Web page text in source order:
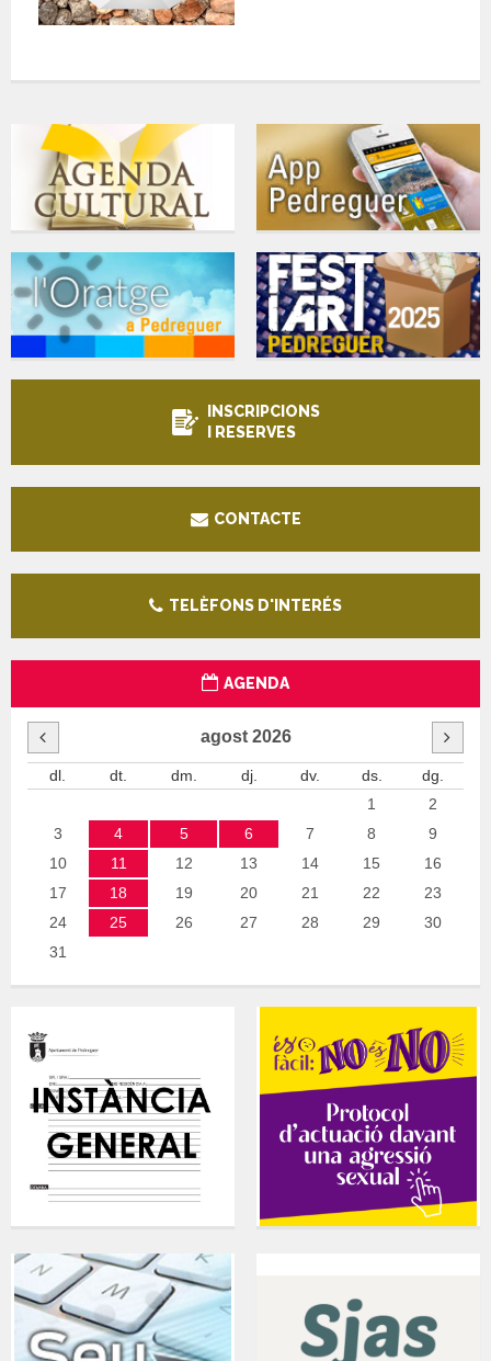
INSCRIPCIONS
I RESERVES
CONTACTE
TELÈFONS D'INTERÉS
AGENDA
agost 2026
dl. dt. dm. dj. dv. ds.
dg.
1
2
3
4 5 6 7 8
9
10
11 12 13 14 15
16
17
18 19 20 21 22
23
24
25 26 27 28 29
30
31